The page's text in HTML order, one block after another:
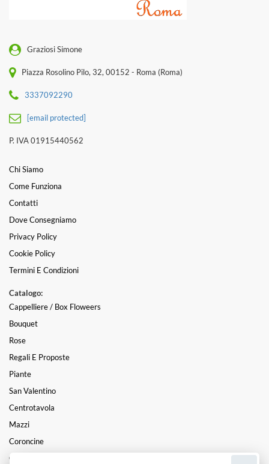
Graziosi Simone
Piazza Rosolino Pilo, 32, 00152 - Roma (Roma)
3337092290
[email protected]
P. IVA 01915440562
Chi Siamo
Come Funziona
Contatti
Dove Consegniamo
Privacy Policy
Cookie Policy
Termini E Condizioni
Catalogo:
Cappelliere / Box Floweers
Bouquet
Rose
Regali E Proposte
Piante
San Valentino
Centrotavola
Mazzi
Coroncine
Composizioni